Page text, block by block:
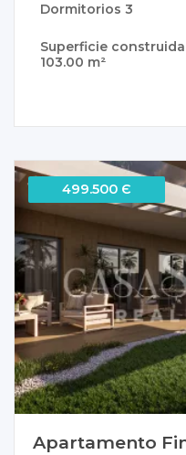
Dormitorios 3
Superficie construida
103.00 m²
499.500 Є
Apartamento